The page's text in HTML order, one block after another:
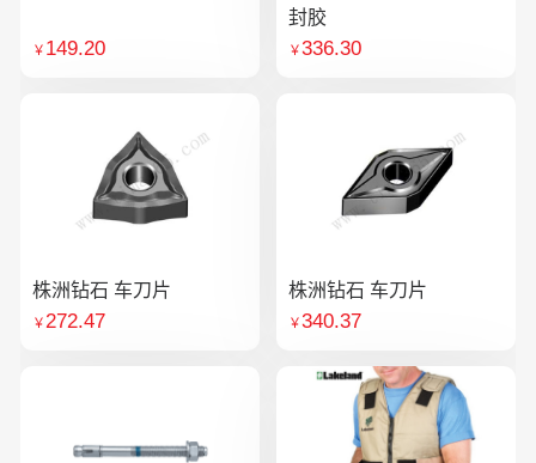
￥ 149.20
封胶
￥336.30
株洲钻石 车刀片
￥272.47
株洲钻石 车刀片
￥340.37